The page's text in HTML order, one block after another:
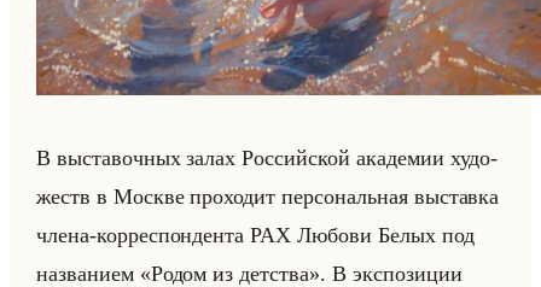
В вы­ста­воч­ных залах Рос­сийской ака­де­мии ху­до­
жеств в Москве про­хо­дит пер­со­нальная вы­став­ка
члена-кор­ре­спон­ден­та РАХ Лю­бо­ви Белых под
на­зва­ни­ем «Родом из детства». В экс­по­зи­ции